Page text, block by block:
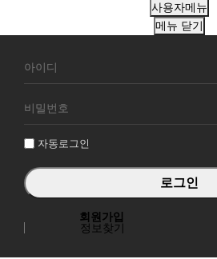
사용자메뉴
메뉴 닫기
원
그
자동로그인
회원가입
정보찾기